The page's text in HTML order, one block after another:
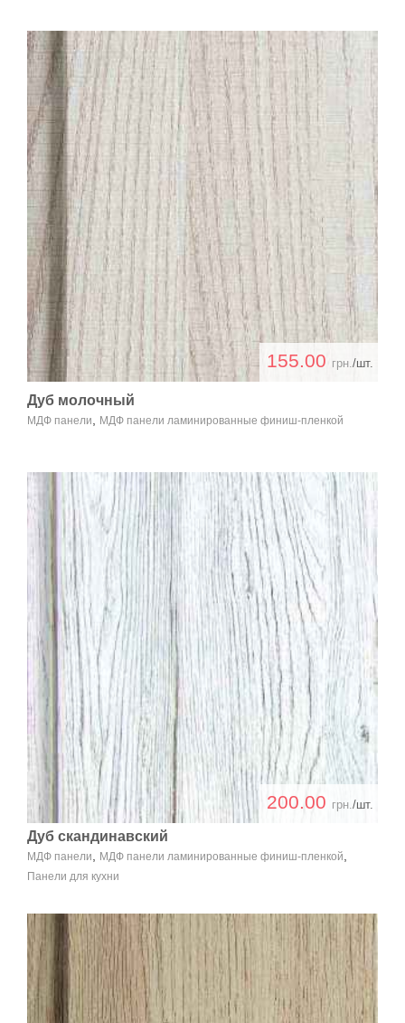
155.00 грн./шт.
Дуб молочный
МДФ панели МДФ панели ламинированные финиш-пленкой
200.00 грн./шт.
Дуб скандинавский
МДФ панели МДФ панели ламинированные финиш-пленкой
Панели для кухни